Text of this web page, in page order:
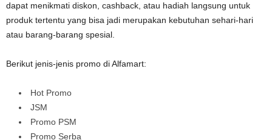
dapat menikmati diskon, cashback, atau hadiah langsung untuk
produk tertentu yang bisa jadi merupakan kebutuhan sehari-hari
atau barang-barang spesial.
Berikut jenis-jenis promo di Alfamart:
Hot Promo
JSM
Promo PSM
Promo Serba